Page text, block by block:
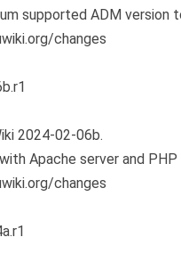
supported ADM version
changes
2024-02-06b.
Apache server and
changes